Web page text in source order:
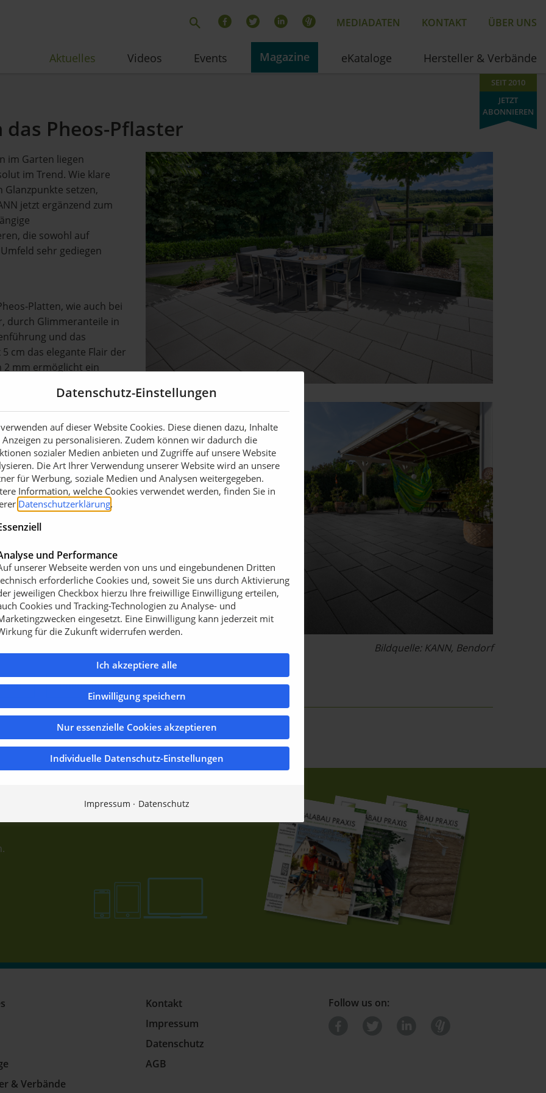
MEDIADATEN KONTAKT ÜBER UNS
Aktuelles Videos Events Magazine eKataloge Hersteller & Verbände
SEIT 2010
JETZT
ABONNIEREN
Pheos-Pflaster
im Garten liegen
im Trend. Wie klare
setzen,
jetzt ergänzend zum
die sowohl auf
sehr gediegen
Platten, wie auch bei
durch Glimmeranteile in
und das
cm das elegante Flair der
2 mm ermöglicht ein
der Eindruck durch die
schaffen eine
bis modern
Glimmereffekt mit
40 x 20 cm
sich nicht nur
und
der KANNtec10-
zu einer stabilen und
Pheos-Programm für
Bildquelle: KANN, Bendorf
Pheos-Pflastersteine
& Verbände
Kontakt
Impressum
Datenschutz
AGB
Follow us on:
Datenschutz-Einstellungen
auf dieser Website Cookies. Diese dienen dazu, Inhalte
Anzeigen zu personalisieren. Zudem können wir dadurch die
sozialer Medien anbieten und Zugriffe auf unsere Website
Die Art Ihrer Verwendung unserer Website wird an unsere
für Werbung, soziale Medien und Analysen weitergegeben.
Information, welche Cookies verwendet werden, finden Sie in
Datenschutzerklärung.
und Performance
unserer Webseite werden von uns und eingebundenen Dritten
erforderliche Cookies und, soweit Sie uns durch Aktivierung
jeweiligen Checkbox hierzu Ihre freiwillige Einwilligung erteilen,
Cookies und Tracking-Technologien zu Analyse- und
eingesetzt. Eine Einwilligung kann jederzeit mit
für die Zukunft widerrufen werden.
Ich akzeptiere alle
Einwilligung speichern
Nur essenzielle Cookies akzeptieren
Individuelle Datenschutz-Einstellungen
Impressum Datenschutz